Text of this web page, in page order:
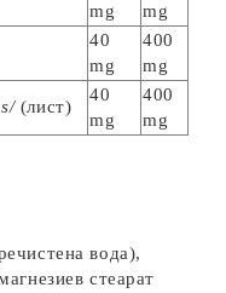
mg
mg
40
mg
400
mg
(лист)
40
mg
400
mg
вода),
стеарат